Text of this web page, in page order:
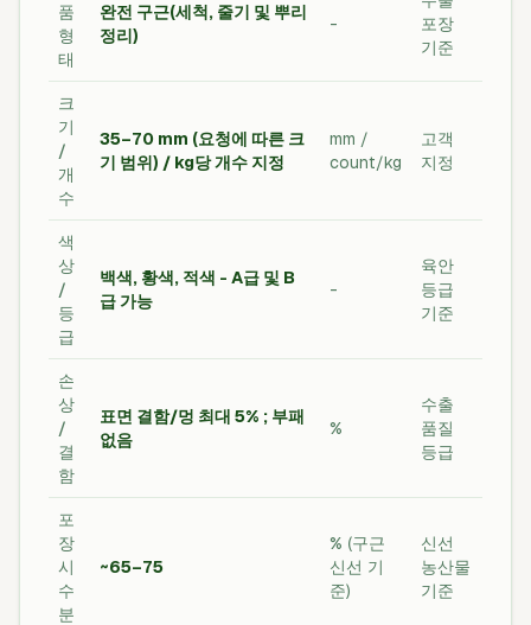
품
형
태
완전 구근(세척, 줄기 및 뿌리
정리)
-
포장
기준
크
기
/
개
수
35–70 mm (요청에 따른 크
기 범위) / kg당 개수 지정
mm /
count/kg
고객
지정
색
상
/
등
급
백색, 황색, 적색 - A급 및 B
급 가능
-
육안
등급
기준
손
상
/
결
함
표면 결함/멍 최대 5% ; 부패
없음
%
수출
품질
등급
포
장
시
수
분
~65–75
% (구근
신선 기
준)
신선
농산물
기준